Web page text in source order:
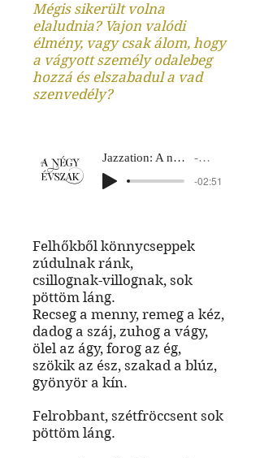
Mégis sikerült volna
elaludnia? Vajon valódi
élmény, vagy csak álom, hogy
a vágyott személy odalebeg
hozzá és elszabadul a vad
szenvedély?
Felhőkből könnycseppek
zúdulnak ránk,
csillognak-villognak, sok
pöttöm láng.
Recseg a menny, remeg a kéz,
dadog a száj, zuhog a vágy,
ölel az ágy, forog az ég,
szökik az ész, szakad a blúz,
gyönyör a kín.
Felrobbant, szétfröccsent sok
pöttöm láng.
Jazzation: A négy évszak Nyár 3
-02:51